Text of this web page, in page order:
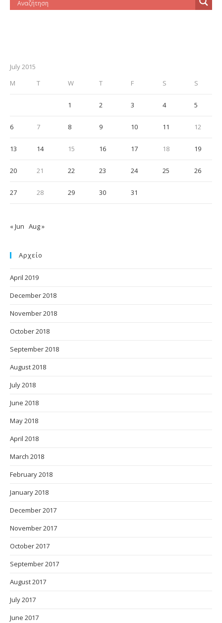
July 2015
M
T W T F S S
1 2 3 4 5
6 7 8 9 10 11 12
13 14 15 16 17 18 19
20 21 22 23 24 25 26
27 28 29 30 31
« Jun Aug »
Αρχείο
April 2019
December 2018
November 2018
October 2018
September 2018
August 2018
July 2018
June 2018
May 2018
April 2018
March 2018
February 2018
January 2018
December 2017
November 2017
October 2017
September 2017
August 2017
July 2017
June 2017